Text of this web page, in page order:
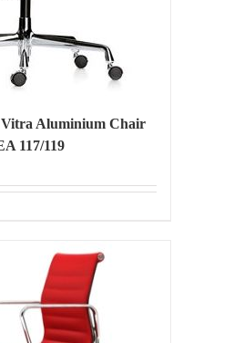
Aluminium Chair
117/119